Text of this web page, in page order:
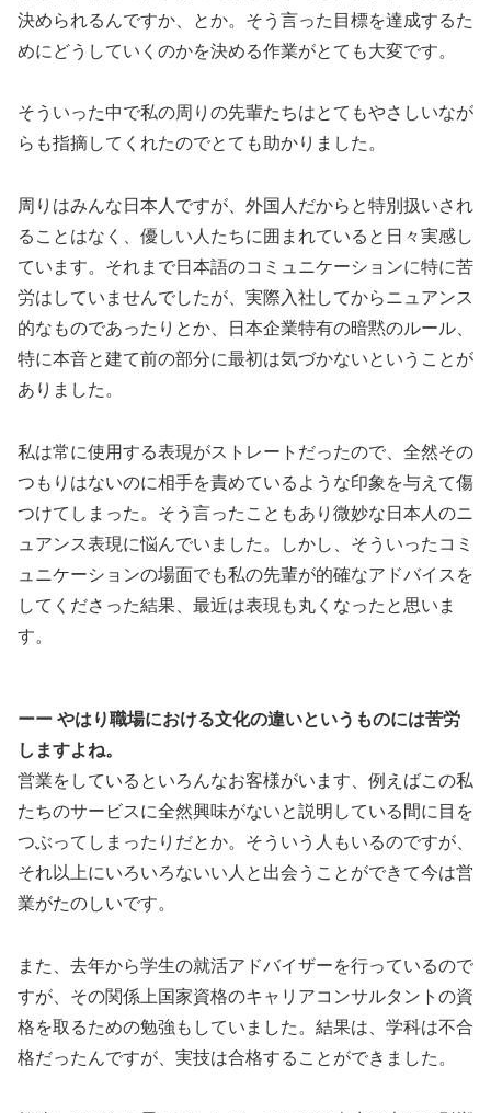
決められるんですか、とか。そう言った目標を達成するた
めにどうしていくのかを決める作業がとても大変です。
そういった中で私の周りの先輩たちはとてもやさしいなが
らも指摘してくれたのでとても助かりました。
周りはみんな日本人ですが、外国人だからと特別扱いされ
ることはなく、優しい人たちに囲まれていると日々実感し
ています。それまで日本語のコミュニケーションに特に苦
労はしていませんでしたが、実際入社してからニュアンス
的なものであったりとか、日本企業特有の暗黙のルール、
特に本音と建て前の部分に最初は気づかないということが
ありました。
私は常に使用する表現がストレートだったので、全然その
つもりはないのに相手を責めているような印象を与えて傷
つけてしまった。そう言ったこともあり微妙な日本人のニ
ュアンス表現に悩んでいました。しかし、そういったコミ
ュニケーションの場面でも私の先輩が的確なアドバイスを
してくださった結果、最近は表現も丸くなったと思いま
す。
ーー やはり職場における文化の違いというものには苦労
しますよね。
営業をしているといろんなお客様がいます、例えばこの私
たちのサービスに全然興味がないと説明している間に目を
つぶってしまったりだとか。そういう人もいるのですが、
それ以上にいろいろないい人と出会うことができて今は営
業がたのしいです。
また、去年から学生の就活アドバイザーを行っているので
すが、その関係上国家資格のキャリアコンサルタントの資
格を取るための勉強もしていました。結果は、学科は不合
格だったんですが、実技は合格することができました。